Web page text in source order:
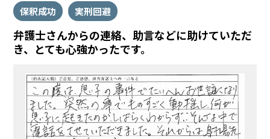
保釈成功 実刑回避
弁護士さんからの連絡、助言などに助けていただ
き、とても心強かったです。